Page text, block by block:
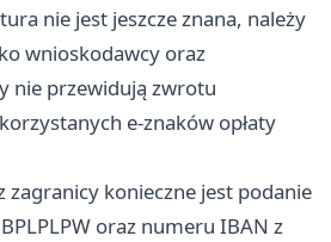
nie jest jeszcze znana, należy
wnioskodawcy oraz
nie przewidują zwrotu
e-znaków opłaty
zagranicy konieczne jest podanie
oraz numeru IBAN z